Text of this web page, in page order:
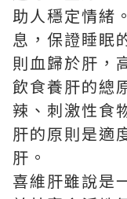
助人穩定情緒
息，保證睡眠
則血歸於肝，
飲食養肝的總
辣、刺激性食
肝的原則是適
肝。
喜維肝雖說是